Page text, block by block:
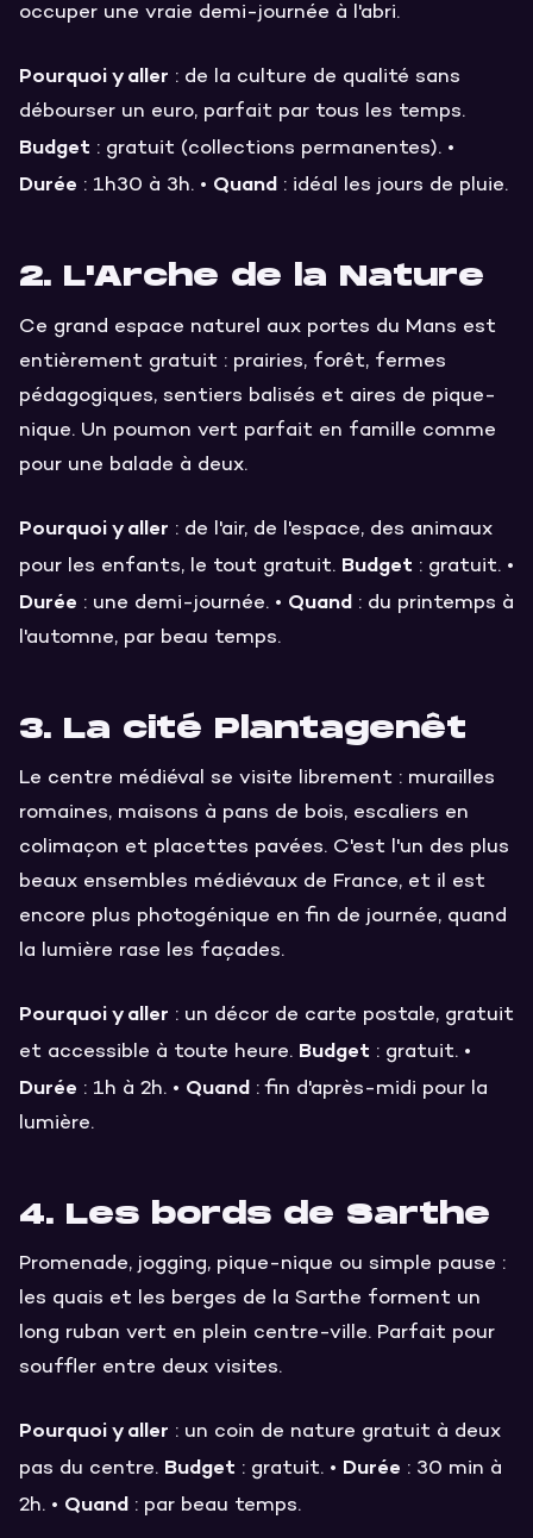
occuper une vraie demi-journée à l'abri.
Pourquoi y aller : de la culture de qualité sans
débourser un euro, parfait par tous les temps.
Budget : gratuit (collections permanentes). •
Durée : 1h30 à 3h. • Quand : idéal les jours de pluie.
2. L'Arche de la Nature
Ce grand espace naturel aux portes du Mans est
entièrement gratuit : prairies, forêt, fermes
pédagogiques, sentiers balisés et aires de pique-
nique. Un poumon vert parfait en famille comme
pour une balade à deux.
Pourquoi y aller : de l'air, de l'espace, des animaux
pour les enfants, le tout gratuit. Budget : gratuit. •
Durée : une demi-journée. • Quand : du printemps à
l'automne, par beau temps.
3. La cité Plantagenêt
Le centre médiéval se visite librement : murailles
romaines, maisons à pans de bois, escaliers en
colimaçon et placettes pavées. C'est l'un des plus
beaux ensembles médiévaux de France, et il est
encore plus photogénique en fin de journée, quand
la lumière rase les façades.
Pourquoi y aller : un décor de carte postale, gratuit
et accessible à toute heure. Budget : gratuit. •
Durée : 1h à 2h. • Quand : fin d'après-midi pour la
lumière.
4. Les bords de Sarthe
Promenade, jogging, pique-nique ou simple pause :
les quais et les berges de la Sarthe forment un
long ruban vert en plein centre-ville. Parfait pour
souffler entre deux visites.
Pourquoi y aller : un coin de nature gratuit à deux
pas du centre. Budget : gratuit. • Durée : 30 min à
2h. • Quand : par beau temps.